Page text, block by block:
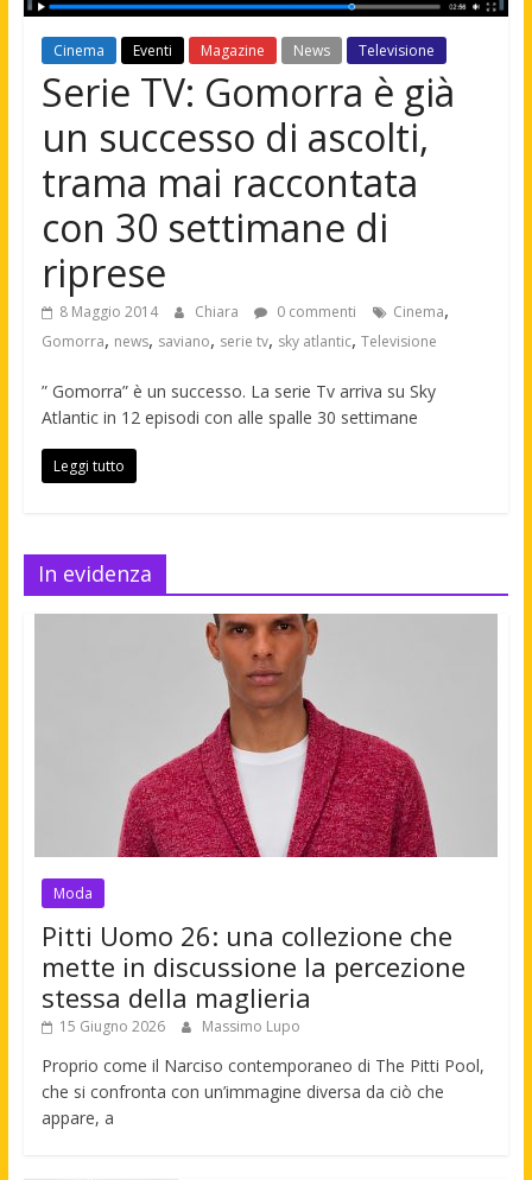
Cinema Eventi Magazine News Televisione
Serie TV: Gomorra è già
un successo di ascolti,
trama mai raccontata
con 30 settimane di
riprese
8 Maggio 2014 Chiara 0 commenti Cinema,
Gomorra, news, saviano, serie tv, sky atlantic, Televisione
” Gomorra” è un successo. La serie Tv arriva su Sky
Atlantic in 12 episodi con alle spalle 30 settimane
Leggi tutto
In evidenza
Moda
Pitti Uomo 26: una collezione che
mette in discussione la percezione
stessa della maglieria
15 Giugno 2026 Massimo Lupo
Proprio come il Narciso contemporaneo di The Pitti Pool,
che si confronta con un’immagine diversa da ciò che
appare, a